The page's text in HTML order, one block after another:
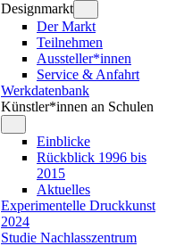
Designmarkt
Der Markt
Teilnehmen
Aussteller*innen
Service & Anfahrt
Werkdatenbank
Künstler*innen an Schulen
Einblicke
Rückblick 1996 bis
2015
Aktuelles
Experimentelle Druckkunst
2024
Studie Nachlasszentrum